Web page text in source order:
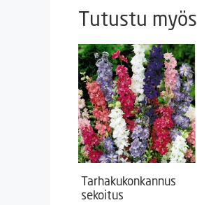
Tutustu myös
Tarhakukonkannus
sekoitus